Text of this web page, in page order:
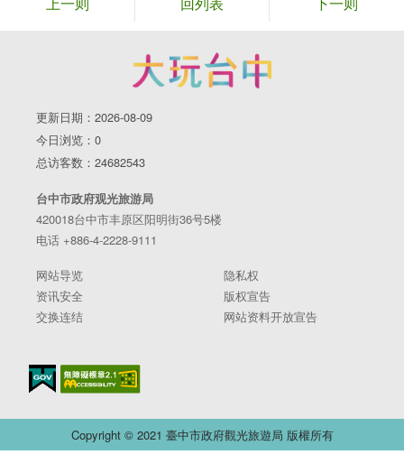
更新日期：2026-08-09
今日浏览：0
总访客数：24682543
台中市政府观光旅游局
420018台中市丰原区阳明街36号5楼
电话 +886-4-2228-9111
网站导览
隐私权
资讯安全
版权宣告
交换连结
网站资料开放宣告
Copyright © 2021 臺中市政府觀光旅遊局 版權所有